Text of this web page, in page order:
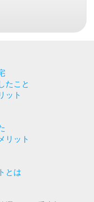
たこと
ット
リット
とは